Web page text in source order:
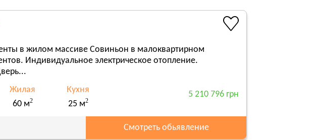
в жилом массиве Совиньон в малоквартирном
Индивидуальное электрическое отопление.
Жилая
60 м2
Кухня
25 м2
5 210 796 грн
Смотреть обьявление